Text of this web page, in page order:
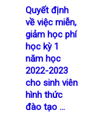
Quyết định
về việc miễn,
giảm học phí
học kỳ 1
năm học
2022-2023
cho sinh viên
hình thức
đào tạo ...